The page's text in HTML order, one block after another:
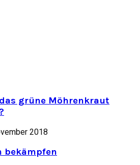
grüne Möhrenkraut
2018
bekämpfen